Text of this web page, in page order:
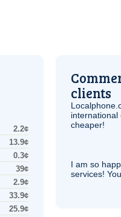
2.2¢
13.9¢
0.3¢
39¢
2.9¢
33.9¢
25.9¢
clients
international
cheaper!
I am so
services!